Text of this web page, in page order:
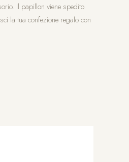
Il papillon viene spedito
la tua confezione regalo con